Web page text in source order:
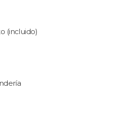
Los Muchachos
(incluido)